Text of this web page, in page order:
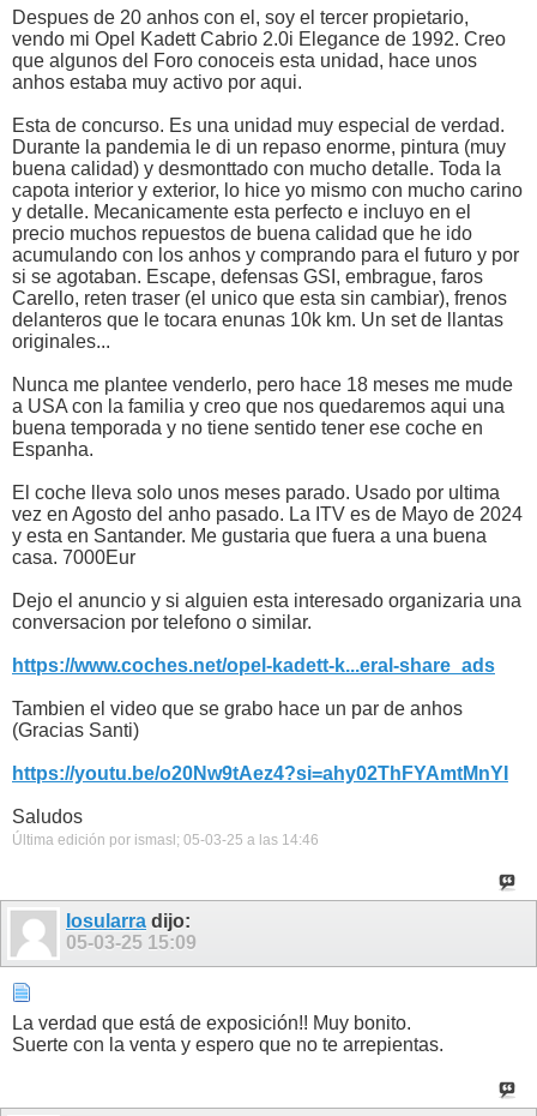
Despues de 20 anhos con el, soy el tercer propietario,
vendo mi Opel Kadett Cabrio 2.0i Elegance de 1992. Creo
que algunos del Foro conoceis esta unidad, hace unos
anhos estaba muy activo por aqui.
Esta de concurso. Es una unidad muy especial de verdad.
Durante la pandemia le di un repaso enorme, pintura (muy
buena calidad) y desmonttado con mucho detalle. Toda la
capota interior y exterior, lo hice yo mismo con mucho carino
y detalle. Mecanicamente esta perfecto e incluyo en el
precio muchos repuestos de buena calidad que he ido
acumulando con los anhos y comprando para el futuro y por
si se agotaban. Escape, defensas GSI, embrague, faros
Carello, reten traser (el unico que esta sin cambiar), frenos
delanteros que le tocara enunas 10k km. Un set de llantas
originales...
Nunca me plantee venderlo, pero hace 18 meses me mude
a USA con la familia y creo que nos quedaremos aqui una
buena temporada y no tiene sentido tener ese coche en
Espanha.
El coche lleva solo unos meses parado. Usado por ultima
vez en Agosto del anho pasado. La ITV es de Mayo de 2024
y esta en Santander. Me gustaria que fuera a una buena
casa. 7000Eur
Dejo el anuncio y si alguien esta interesado organizaria una
conversacion por telefono o similar.
https://www.coches.net/opel-kadett-k...eral-share_ads
Tambien el video que se grabo hace un par de anhos
(Gracias Santi)
https://youtu.be/o20Nw9tAez4?si=ahy02ThFYAmtMnYI
Saludos
Última edición por ismasl; 05-03-25 a las 14:46
Iosularra dijo:
05-03-25 15:09
La verdad que está de exposición!! Muy bonito.
Suerte con la venta y espero que no te arrepientas.